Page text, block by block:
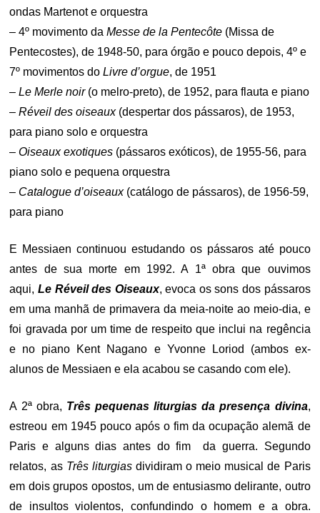
ondas Martenot e orquestra
– 4º movimento daMesse de la Pentecôte (Missa de
Pentecostes), de 1948-50, para órgão e pouco depois, 4º e
7º movimentos doLivre d’orgue, de 1951
–Le Merle noir(o melro-preto), de 1952, para flauta e piano
–Réveil des oiseaux(despertar dos pássaros), de 1953,
para piano solo e orquestra
–Oiseaux exotiques (pássaros exóticos), de 1955-56, para
piano solo e pequena orquestra
– Catalogue d’oiseaux(catálogo de pássaros), de 1956-59,
para piano
E Messiaen continuou estudando os pássaros até pouco
antes de sua morte em 1992. A 1ª obra que ouvimos
aqui,Le Réveil des Oiseaux, evoca os sons dos pássaros
em uma manhã de primavera da meia-noite ao meio-dia, e
foi gravada por um time de respeito que inclui na regência
e no piano Kent Nagano e Yvonne Loriod (ambos ex-
alunos de Messiaen e ela acabou se casando com ele).
A 2ª obra, Três pequenas liturgias da presença divina,
estreou em 1945 pouco após o fim da ocupação alemã de
Paris e alguns dias antes do fim da guerra. Segundo
relatos, as Três liturgiasdividiram o meio musical de Paris
em dois grupos opostos, um de entusiasmo delirante, outro
de insultos violentos, confundindo o homem e a obra.